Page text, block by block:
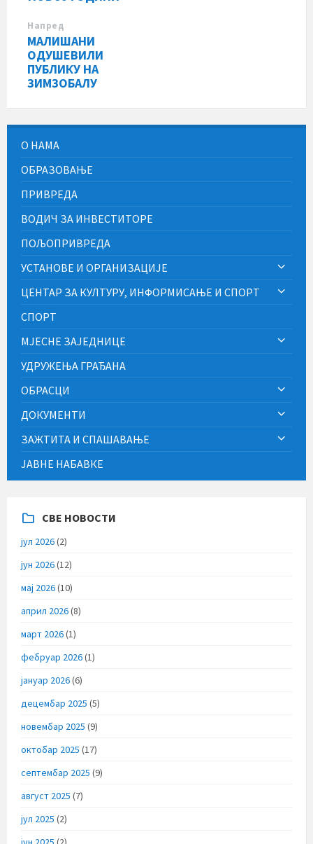
Напред
МАЛИШАНИ
ОДУШЕВИЛИ
ПУБЛИКУ НА
ЗИМЗОБАЛУ
О НАМА
ОБРАЗОВАЊЕ
ПРИВРЕДА
ВОДИЧ ЗА ИНВЕСТИТОРЕ
ПОЉОПРИВРЕДА
УСТАНОВЕ И ОРГАНИЗАЦИЈЕ
ЦЕНТАР ЗА КУЛТУРУ, ИНФОРМИСАЊЕ И СПОРТ
СПОРТ
МЈЕСНЕ ЗАЈЕДНИЦЕ
УДРУЖЕЊА ГРАЂАНА
ОБРАСЦИ
ДОКУМЕНТИ
ЗАЖТИТА И СПАШАВАЊЕ
ЈАВНЕ НАБАВКЕ
СВЕ НОВОСТИ
јул 2026(2)
јун 2026(12)
мај 2026(10)
април 2026(8)
март 2026(1)
фебруар 2026(1)
јануар 2026(6)
децембар 2025 (5)
новембар 2025 (9)
октобар 2025 (17)
септембар 2025 (9)
август 2025 (7)
јул 2025 (2)